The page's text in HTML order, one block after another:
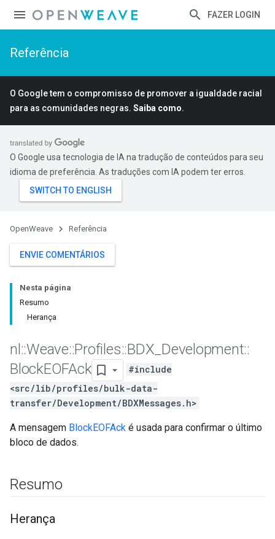
FAZER LOGIN
Referência
O Google tem o compromisso de promover a igualdade racial
para as comunidades negras. Saiba como.
O Google usa tecnologia de IA na tradução de conteúdos para seu
idioma de preferência. As traduções com IA podem ter erros.
OpenWeave Referência
ENVIE COMENTÁRIOS
Nesta página
Resumo
Herança
nl ::Weave::Profiles::BDX Development::
BlockEOFAck
#include
<src/lib/profiles/bulk-data-
transfer/Development/BDXMessages.h>
A mensagem BlockEOFAck é usada para confirmar o último
bloco de dados.
Resumo
Herança